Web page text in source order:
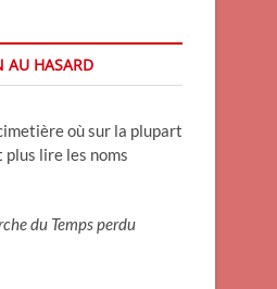
AU HASARD
où sur la plupart
plus lire les noms
du Temps perdu